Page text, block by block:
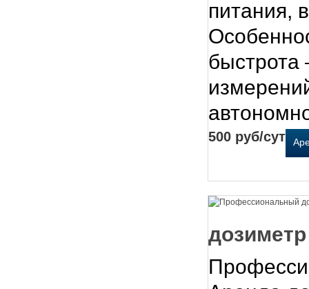
питания,
быстрота
500 руб/сут